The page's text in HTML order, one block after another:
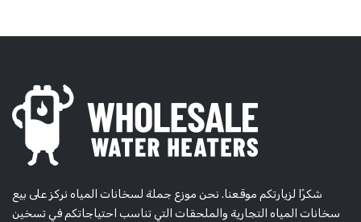
شكرًا لزيارتكم موقعنا. نحن موزع جملة لسخانات المياه نركز على بيع
سخانات المياه التجارية والملحقات التي تناسب احتياجاتكم في تسخين